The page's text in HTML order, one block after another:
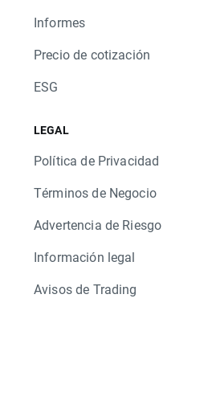
Informes
Precio de cotización
ESG
LEGAL
Política de Privacidad
Términos de Negocio
Advertencia de Riesgo
Información legal
Avisos de Trading